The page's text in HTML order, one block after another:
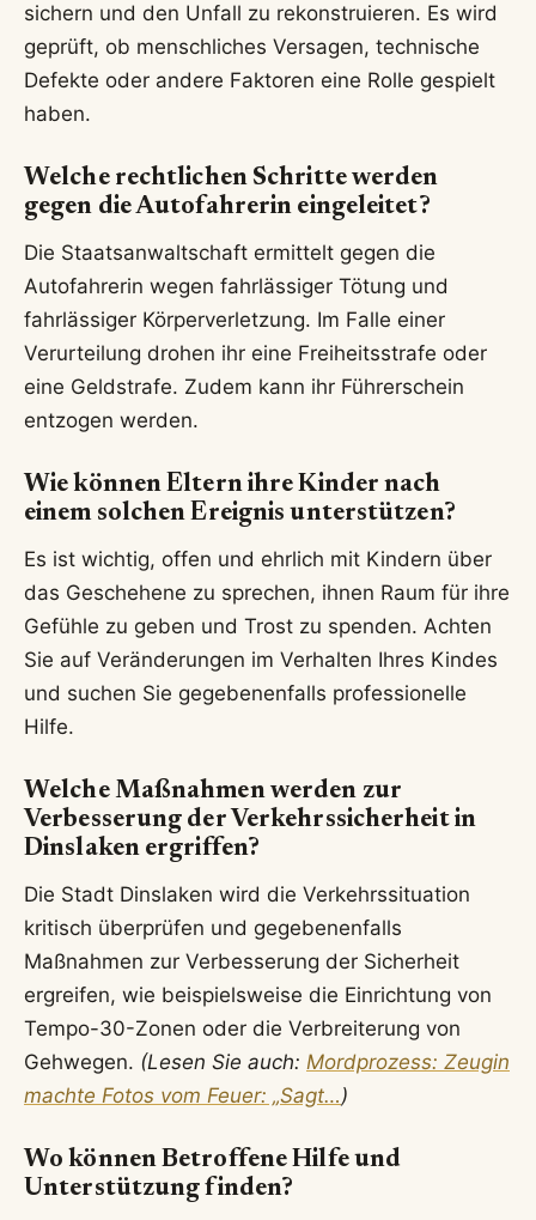
sichern und den Unfall zu rekonstruieren. Es wird
geprüft, ob menschliches Versagen, technische
Defekte oder andere Faktoren eine Rolle gespielt
haben.
Welche rechtlichen Schritte werden
gegen die Autofahrerin eingeleitet?
Die Staatsanwaltschaft ermittelt gegen die
Autofahrerin wegen fahrlässiger Tötung und
fahrlässiger Körperverletzung. Im Falle einer
Verurteilung drohen ihr eine Freiheitsstrafe oder
eine Geldstrafe. Zudem kann ihr Führerschein
entzogen werden.
Wie können Eltern ihre Kinder nach
einem solchen Ereignis unterstützen?
Es ist wichtig, offen und ehrlich mit Kindern über
das Geschehene zu sprechen, ihnen Raum für ihre
Gefühle zu geben und Trost zu spenden. Achten
Sie auf Veränderungen im Verhalten Ihres Kindes
und suchen Sie gegebenenfalls professionelle
Hilfe.
Welche Maßnahmen werden zur
Verbesserung der Verkehrssicherheit in
Dinslaken ergriffen?
Die Stadt Dinslaken wird die Verkehrssituation
kritisch überprüfen und gegebenenfalls
Maßnahmen zur Verbesserung der Sicherheit
ergreifen, wie beispielsweise die Einrichtung von
Tempo-30-Zonen oder die Verbreiterung von
Gehwegen. (Lesen Sie auch: Mordprozess: Zeugin
machte Fotos vom Feuer: „Sagt…)
Wo können Betroffene Hilfe und
Unterstützung finden?